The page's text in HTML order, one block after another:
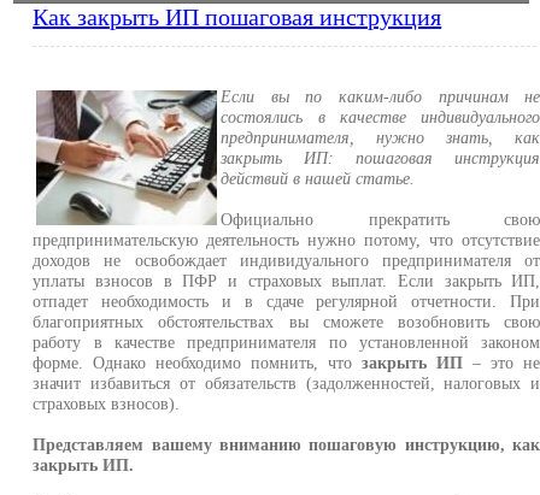
Как закрыть ИП пошаговая инструкция
Если вы по каким-либо причинам не
состоялись в качестве индивидуального
предпринимателя, нужно знать, как
закрыть ИП: пошаговая инструкция
действий в нашей статье.
Официально прекратить свою
предпринимательскую деятельность нужно потому, что отсутствие
доходов не освобождает индивидуального предпринимателя от
уплаты взносов в ПФР и страховых выплат. Если закрыть ИП,
отпадет необходимость и в сдаче регулярной отчетности. При
благоприятных обстоятельствах вы сможете возобновить свою
работу в качестве предпринимателя по установленной законом
форме. Однако необходимо помнить, чтозакрыть ИП – это не
значит избавиться от обязательств (задолженностей, налоговых и
страховых взносов).
Представляем вашему вниманию пошаговую инструкцию, как
закрыть ИП.